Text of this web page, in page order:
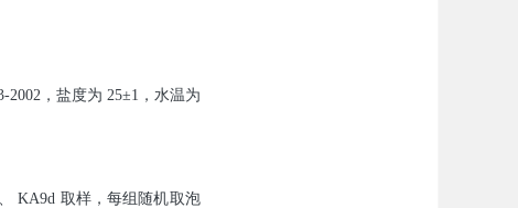
，盐度为 25±1，水温为
KA9d 取样，每组随机取泡